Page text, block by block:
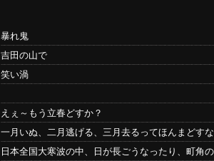
暴れ鬼
吉田の山で
笑い渦
えぇ～もう立春どすか？
一月いぬ、二月逃げる、三月去るってほんまどすな
日本全国大寒波の中、日が長ごうなったり、町角